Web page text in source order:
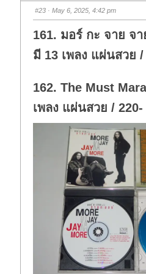
d
o
n
.
u
p
#23 · May 6, 2025, 4:42 pm
161. มอร์ กะ จาย จ
มี 13 เพลง แผ่นสวย
162. The Must
เพลง แผ่นสวย / 220-